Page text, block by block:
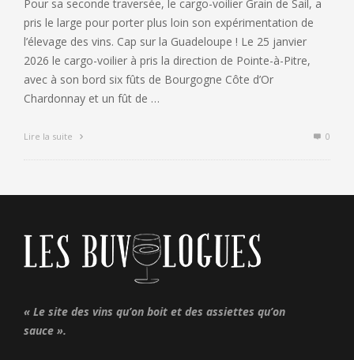
Pour sa seconde traversée, le cargo-voilier Grain de Sail, a
pris le large pour porter plus loin son expérimentation de
l’élevage des vins. Cap sur la Guadeloupe ! Le 25 janvier
2026 le cargo-voilier à pris la direction de Pointe-à-Pitre,
avec à son bord six fûts de Bourgogne Côte d’Or
Chardonnay et un fût de …
Lire la suite 0
« Le site des vins qu’on boit et des assiettes qu’on
sauce ».